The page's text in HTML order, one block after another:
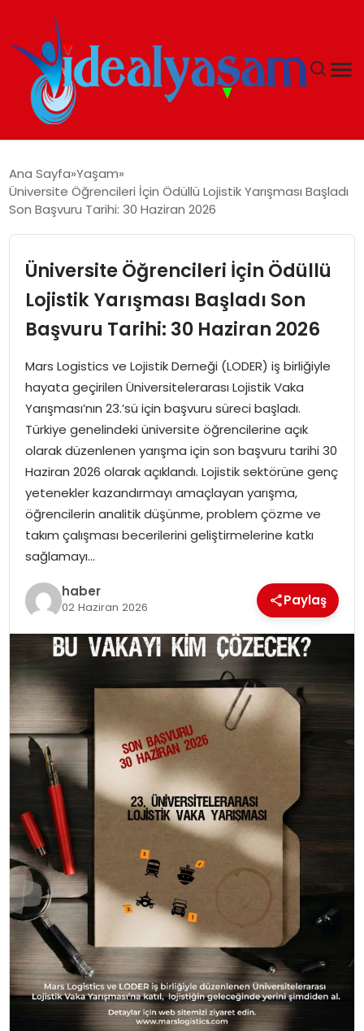
GÜNDEM
İDEAL SPOR
YAŞAM
MAGAZIN
SAĞLIK
SOSYAL HABER
Ana Sayfa Yaşam
Üniversite Öğrencileri İçin Ödüllü Lojistik Yarışması Başladı
Son Başvuru Tarihi: 30 Haziran 2026
Üniversite Öğrencileri İçin Ödüllü
Lojistik Yarışması Başladı Son
Başvuru Tarihi: 30 Haziran 2026
Mars Logistics ve Lojistik Derneği (LODER) iş birliğiyle
hayata geçirilen Üniversitelerarası Lojistik Vaka
Yarışması’nın 23.’sü için başvuru süreci başladı.
Türkiye genelindeki üniversite öğrencilerine açık
olarak düzenlenen yarışma için son başvuru tarihi 30
Haziran 2026 olarak açıklandı. Lojistik sektörüne genç
yetenekler kazandırmayı amaçlayan yarışma,
öğrencilerin analitik düşünme, problem çözme ve
takım çalışması becerilerini geliştirmelerine katkı
sağlamayı…
haber
02 Haziran 2026 Paylaş